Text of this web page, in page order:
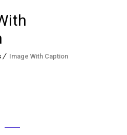
Image With Caption